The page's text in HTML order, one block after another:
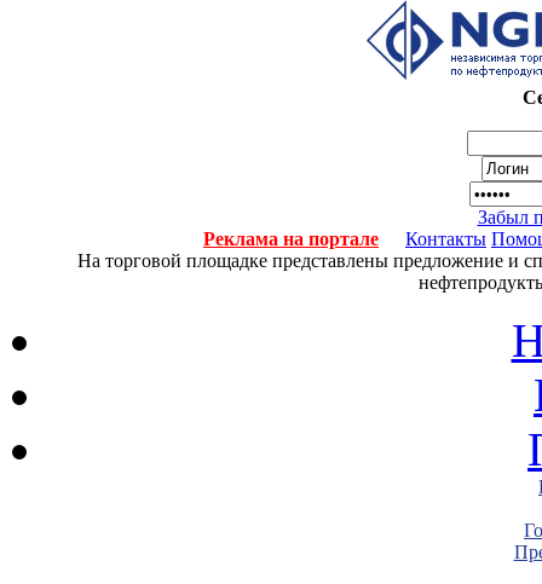
Забыл
Реклама на портале
Контакты
На торговой площадке представлены предложение и